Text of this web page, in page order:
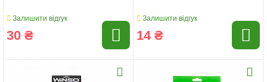
Залишити відгук
30 ₴
Залишити відгук
14 ₴